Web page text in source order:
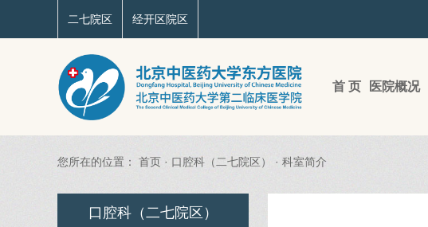
二七院区 经开区院区
首 页 医院概况
您所在的位置： 首页 · 口腔科（二七院区） · 科室简介
口腔科（二七院区）